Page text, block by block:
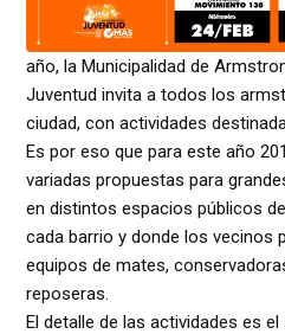
año, la Municipalidad de
Juventud invita a todos los
ciudad, con actividades
Es por eso que para este año
variadas propuestas para
en distintos espacios públicos
cada barrio y donde los vecinos
equipos de mates,
reposeras.
El detalle de las actividades es el